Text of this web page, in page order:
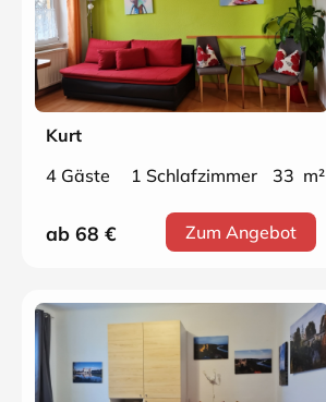
Kurt
4 Gäste
1 Schlafzimmer 33 m²
ab 68 € Zum Angebot